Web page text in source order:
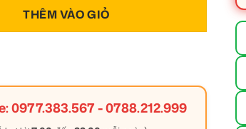
THÊM VÀO GIỎ
0977.383.567-0788.212.999